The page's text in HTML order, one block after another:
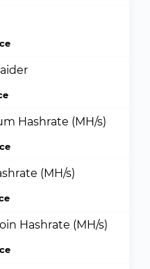
Hashrate (MH/s)
(MH/s)
Hashrate (MH/s)